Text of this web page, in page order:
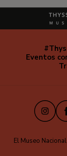
Navegación
secundaria
Eventos
El Museo